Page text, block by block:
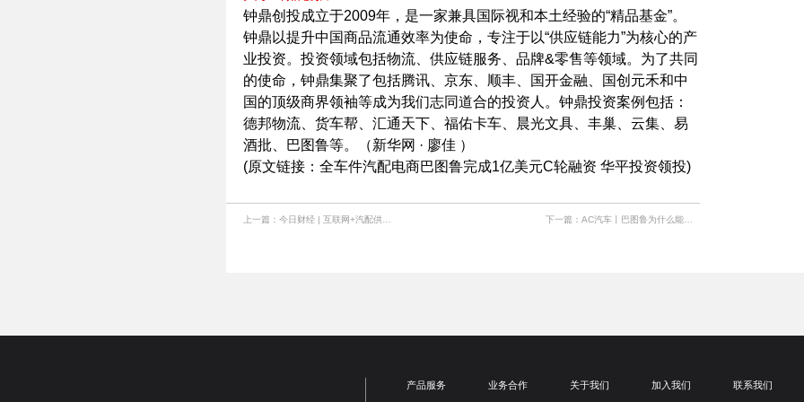
钟鼎创投成立于2009年，是一家兼具国际视和本土经验的“精品基金”。
钟鼎以提升中国商品流通效率为使命，专注于以“供应链能力”为核心的产
业投资。投资领域包括物流、供应链服务、品牌&零售等领域。为了共同
的使命，钟鼎集聚了包括腾讯、京东、顺丰、国开金融、国创元禾和中
国的顶级商界领袖等成为我们志同道合的投资人。钟鼎投资案例包括：
德邦物流、货车帮、汇通天下、福佑卡车、晨光文具、丰巢、云集、易
酒批、巴图鲁等。（新华网 · 廖佳 ）
(原文链接： 全车件汽配电商巴图鲁完成1亿美元C轮融资 华平投资领投)
上一篇： 今日财经 | 互联网+汽配供应链优化升级 下一篇： AC汽车丨巴图鲁为什么能拿到1亿美元投资？兼谈后市场供应链信息化
产品服务 业务合作 关于我们 加入我们 联系我们